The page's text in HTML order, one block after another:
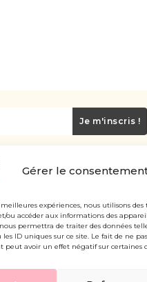
Gérer le
expériences, nous utilisons
ou accéder aux informations des
permettra de traiter des données
ID uniques sur ce site. Le fait de ne
peut avoir un effet négatif sur certaines
Je m'inscris !
cadeau
Politique de confidentialité
légales - CGV